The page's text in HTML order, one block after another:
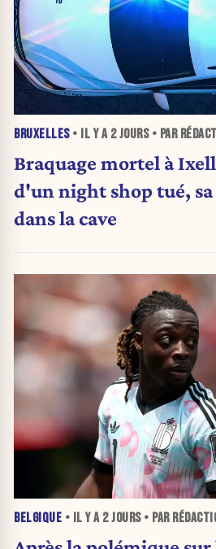
BRUXELLES• IL Y A 2 JOURS• PAR
Braquage mortel à
d'un night shop tué,
dans la cave
BELGIQUE • IL Y A 2 JOURS• PAR